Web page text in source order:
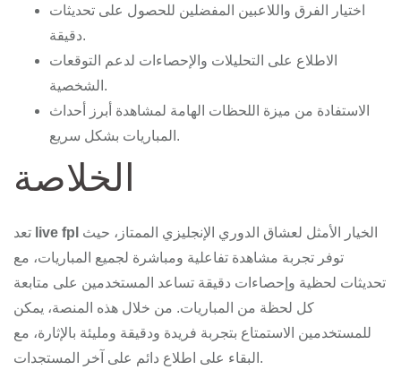
اختيار الفرق واللاعبين المفضلين للحصول على تحديثات
دقيقة.
الاطلاع على التحليلات والإحصاءات لدعم التوقعات
الشخصية.
الاستفادة من ميزة اللحظات الهامة لمشاهدة أبرز أحداث
المباريات بشكل سريع.
الخلاصة
live fpl
توفر تجربة مشاهدة تفاعلية ومباشرة لجميع المباريات، مع
تحديثات لحظية وإحصاءات دقيقة تساعد المستخدمين على متابعة
كل لحظة من المباريات. من خلال هذه المنصة، يمكن
للمستخدمين الاستمتاع بتجربة فريدة ودقيقة ومليئة بالإثارة، مع
البقاء على اطلاع دائم على آخر المستجدات.